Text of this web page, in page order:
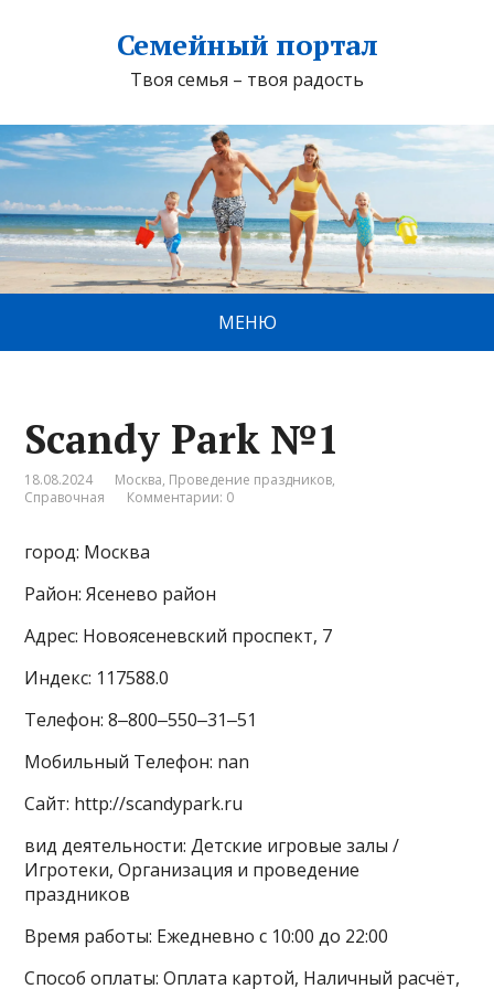
Семейный портал
Твоя семья – твоя радость
МЕНЮ
Scandy Park №1
18.08.2024 Москва, Проведение праздников,
Справочная
Комментарии: 0
город: Москва
Район: Ясенево район
Адрес: Новоясеневский проспект, 7
Индекс: 117588.0
Телефон: 8‒800‒550‒31‒51
Мобильный Телефон: nan
Сайт: http://scandypark.ru
вид деятельности: Детские игровые залы /
Игротеки, Организация и проведение
праздников
Время работы: Ежедневно с 10:00 до 22:00
Способ оплаты: Оплата картой, Наличный расчёт,